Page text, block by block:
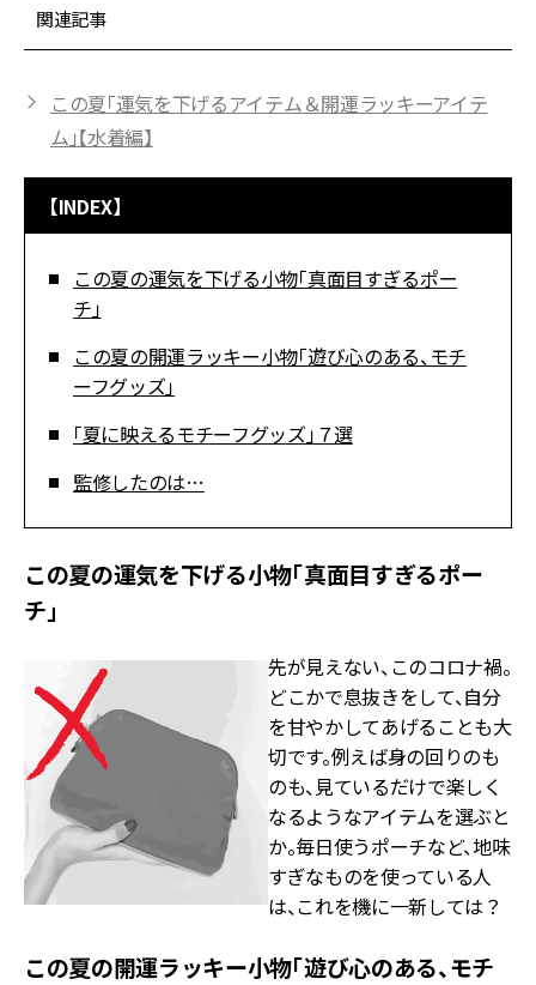
関連記事
この夏「運気を下げるアイテム＆開運ラッキーアイテ
ム」【水着編】
【INDEX】
この夏の運気を下げる小物「真面目すぎるポー
チ」
この夏の開運ラッキー小物「遊び心のある、モチ
ーフグッズ」
「夏に映えるモチーフグッズ」７選
監修したのは…
この夏の運気を下げる小物「真面目すぎるポー
チ」
先が見えない、このコロナ禍。
どこかで息抜きをして、自分
を甘やかしてあげることも大
切です。例えば身の回りのも
のも、見ているだけで楽しく
なるようなアイテムを選ぶと
か。毎日使うポーチなど、地味
すぎなものを使っている人
は、これを機に一新しては？
この夏の開運ラッキー小物「遊び心のある、モチ